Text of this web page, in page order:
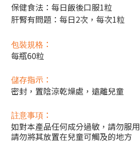
保健食法：每日飯後口服1粒
肝腎有問題：每日2次，每次1粒
包裝規格 ：
每瓶60粒
儲存指示：
密封，置陰涼乾燥處，遠離兒童
註意事項 ：
如對本產品任何成分過敏，請勿服用
請勿將其放置在兒童可觸及的地方